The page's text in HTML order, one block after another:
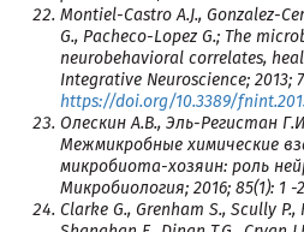
Montiel-Castro A.J., Gonzalez-
G., Pacheco-Lopez G.; The
neurobehavioral correlates,
Integrative Neuroscience; 2013;
https://doi.org/10.3389/
Олескин А.В., Эль-Регистан
Межмикробные химические
микробиота-хозяин: роль
Микробиология; 2016; 85(1): 1 -
Clarke G., Grenham S., Scully